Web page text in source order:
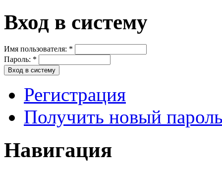
Вход в систему
Имя пользователя: *
Пароль: *
Регистрация
Получить новый
Навигация